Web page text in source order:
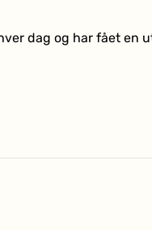
dag og har fået en